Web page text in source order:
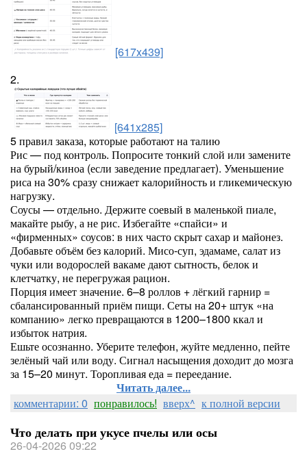
[617x439]
2.
[641x285]
5 правил заказа, которые работают на талию
Рис — под контроль. Попросите тонкий слой или замените
на бурый/киноа (если заведение предлагает). Уменьшение
риса на 30% сразу снижает калорийность и гликемическую
нагрузку.
Соусы — отдельно. Держите соевый в маленькой пиале,
макайте рыбу, а не рис. Избегайте «спайси» и
«фирменных» соусов: в них часто скрыт сахар и майонез.
Добавьте объём без калорий. Мисо-суп, эдамаме, салат из
чуки или водорослей вакаме дают сытность, белок и
клетчатку, не перегружая рацион.
Порция имеет значение. 6–8 роллов + лёгкий гарнир =
сбалансированный приём пищи. Сеты на 20+ штук «на
компанию» легко превращаются в 1200–1800 ккал и
избыток натрия.
Ешьте осознанно. Уберите телефон, жуйте медленно, пейте
зелёный чай или воду. Сигнал насыщения доходит до мозга
за 15–20 минут. Торопливая еда = переедание.
Читать далее...
комментарии: 0 понравилось! вверх^ к полной версии
Что делать при укусе пчелы или осы
26-04-2026 09:22